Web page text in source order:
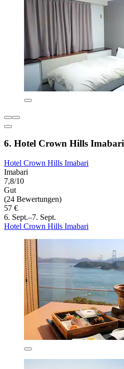
6. Hotel Crown Hills Imabari
Hotel Crown Hills Imabari
Imabari
7,8/10
Gut
(24 Bewertungen)
57 €
6. Sept.–7. Sept.
Hotel Crown Hills Imabari